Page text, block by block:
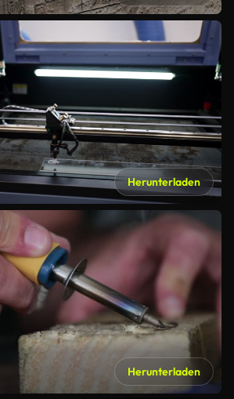
Herunterladen
Herunterladen